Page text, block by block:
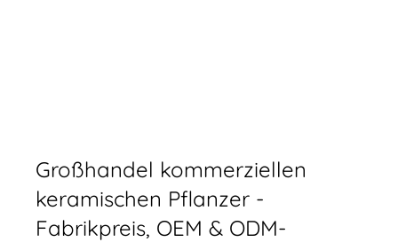
Großhandel kommerziellen
keramischen Pflanzer -
Fabrikpreis, OEM & ODM-